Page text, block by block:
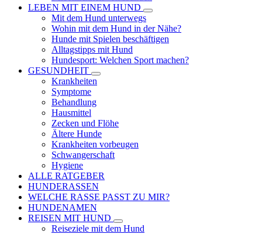
LEBEN MIT EINEM HUND
Mit dem Hund unterwegs
Wohin mit dem Hund in der Nähe?
Hunde mit Spielen beschäftigen
Alltagstipps mit Hund
Hundesport: Welchen Sport machen?
GESUNDHEIT
Krankheiten
Symptome
Behandlung
Hausmittel
Zecken und Flöhe
Ältere Hunde
Krankheiten vorbeugen
Schwangerschaft
Hygiene
ALLE RATGEBER
HUNDERASSEN
WELCHE RASSE PASST ZU MIR?
HUNDENAMEN
REISEN MIT HUND
Reiseziele mit dem Hund